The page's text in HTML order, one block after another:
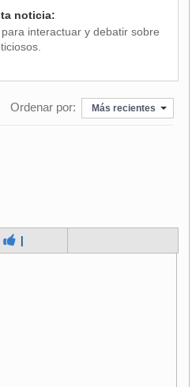
noticia:
interactuar y debatir sobre
Ordenar por: Más recientes